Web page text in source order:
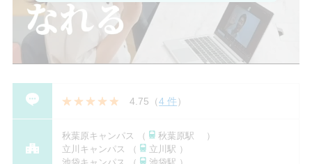
4.75 （4 件）
秋葉原キャンパス （
秋葉原駅 ）
立川キャンパス （
立川駅 ）